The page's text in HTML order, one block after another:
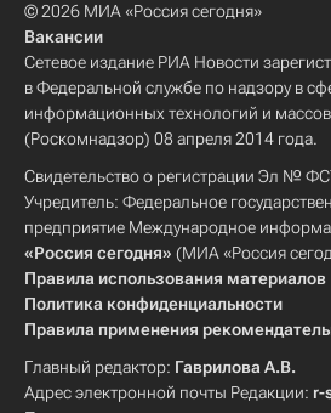
© 2026 МИА «Россия сегодня»
Вакансии
Сетевое издание РИА Новости
в Федеральной службе по надзору в
информационных технологий и
(Роскомнадзор) 08 апреля 2014 года.
Свидетельство о регистрации Эл №
Учредитель: Федеральное
предприятие Международное
«Россия сегодня» (МИА «Россия
Правила использования материалов
Политика конфиденциальности
Правила применения
Главный редактор: Гаврилова А.В.
Адрес электронной почты Редакции: r-